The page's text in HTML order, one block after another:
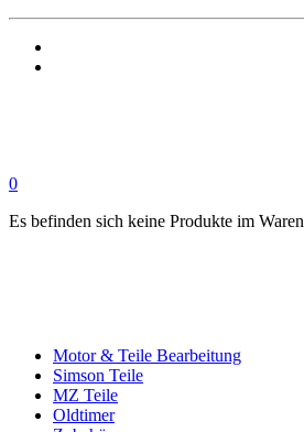
0
Es befinden sich keine Produkte im
Motor & Teile Bearbeitung
Simson Teile
MZ Teile
Oldtimer